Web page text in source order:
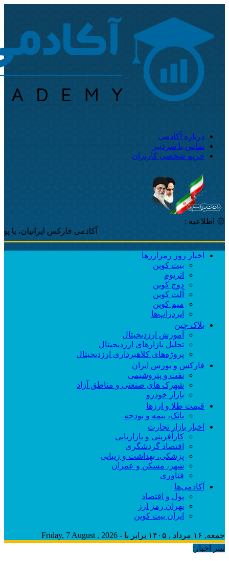
درباره آکادمی
تماس با سردبیر
حریم شخصی کاربران
۞ اطلاعیه :
آکادمی فارکس ایرانیان، با پوشش
اخبار روز رمزارزها
بیت کوین
اتریوم
دوج کوین
آلت کوین
میم کوین‌
ایردراپ‌ها
بلاک چین
آموزش ارزدیجیتال
تحلیل بازارهای ارزدیجیتال
پروژه‌های کلاهبرداری ارزدیجیتال
فارکس و بورس ایران
نفت و پتروشیمی
شهرک های صنعتی و مناطق آزاد
بازار خودرو
قیمت طلا و ارزها
بانک، بیمه و بودجه
اخبار بازار تجارت
کارآفرینی و بازاریابی
اقتصاد گردشگری
پزشکی، بهداشت و زیبایی
شهر، مسکن و عمران
فناوری
آکادمی‌ها
پول و اقتصاد
تهران رمز ارز
ایران بیت کوین
جمعه, ۱۶ مرداد , ۱۴۰۵ برابر با - Friday, 7 August , 2026
تیتر اخبار: